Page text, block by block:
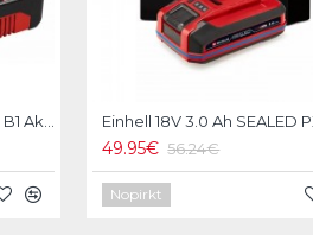
49.95€ 56.24€
Nopirkt